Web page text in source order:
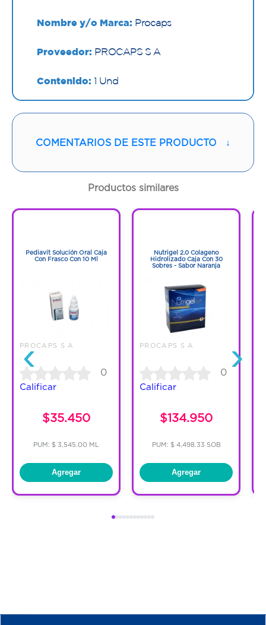
Nombre y/o Marca: Procaps
Proveedor: PROCAPS S A
Contenido: 1 Und
Código:1286835
COMENTARIOS DE ESTE PRODUCTO ↓
Productos similares
‹
Pediavit Solución Oral Caja
Con Frasco Con 10 Ml
PROCAPS S A
0
Calificar
$35.450
PUM: $ 3,545.00 ML
Agregar
Nutrigel 2.0 Colageno
Hidrolizado Caja Con 30
Sobres - Sabor Naranja
PROCAPS S A
0
Calificar
$134.950
PUM: $ 4,498.33 SOB
Agregar
›